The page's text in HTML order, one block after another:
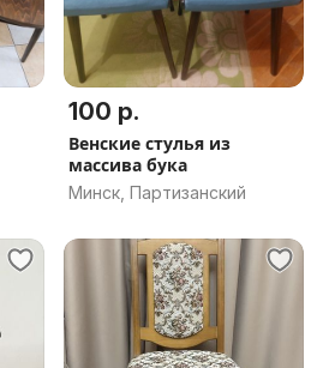
100 р.
Венские стулья из
массива бука
Минск, Партизанский